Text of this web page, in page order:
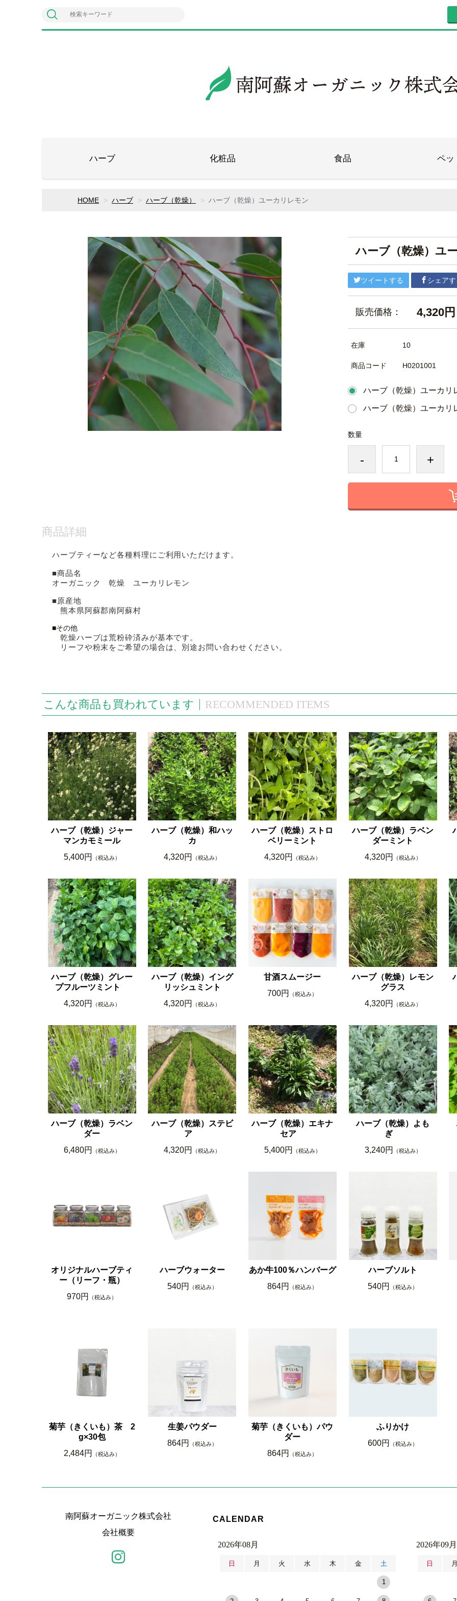
ハーブ 化粧品 食品 ペッ
HOME ハーブ ハーブ（乾燥） ハーブ（乾燥）ユーカリレモン
ハーブ（乾燥）ユ
ツイートする シェアす
販売価格： 4,320円
在庫 10
商品コード H0201001
ハーブ（乾燥）ユーカ
ハーブ（乾燥）ユーカ
数量
- +
商品詳細
ハーブティーなど各種料理にご利用いただけます。
■商品名
オーガニック 乾燥 ユーカリレモン
■原産地
熊本県阿蘇郡南阿蘇村
■その他
乾燥ハーブは荒粉砕済みが基本です。
リーフや粉末をご希望の場合は、別途お問い合わせください。
RECOMMENDED ITEMS
こんな商品も買われています
ハーブ（乾燥）ジャー
マンカモミール
5,400円
（税込み）
ハーブ（乾燥）和ハッ
カ
4,320円
（税込み）
ハーブ（乾燥）ストロ
ベリーミント
4,320円
（税込み）
ハーブ（乾燥）ラベン
ダーミント
4,320円
（税込み）
ハーブ（乾燥）グレー
プフルーツミント
4,320円
（税込み）
ハーブ（乾燥）イング
リッシュミント
4,320円
（税込み）
甘酒スムージー
700円
（税込み）
ハーブ（乾燥）レモン
グラス
4,320円
（税込み）
ハーブ（乾燥）ラベン
ダー
6,480円
（税込み）
ハーブ（乾燥）ステビ
ア
4,320円
（税込み）
ハーブ（乾燥）エキナ
セア
5,400円
（税込み）
ハーブ（乾燥）よも
ぎ
3,240円
（税込み）
オリジナルハーブティ
ー（リーフ・瓶）
970円
（税込み）
ハーブウォーター
540円
（税込み）
あか牛100％ハンバーグ
864円
（税込み）
ハーブソルト
540円
（税込み）
菊芋（きくいも）茶 2
g×30包
2,484円
（税込み）
生姜パウダー
864円
（税込み）
菊芋（きくいも）パウ
ダー
864円
（税込み）
ふりかけ
600円
（税込み）
南阿蘇オーガニック株式会社
会社概要
CALENDAR
2026年08月
日 月 火 水 木 金 土
1
2026年09月
日 月